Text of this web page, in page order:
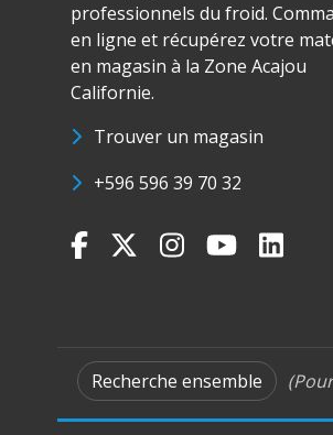
professionnels du froid.
en ligne et récupérez votre
en magasin à la Zone Acajou
Californie.
Trouver un magasin
+596 596 39 70 32
Recherche ensemble